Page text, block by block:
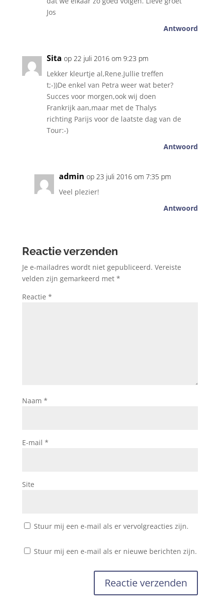
Jos
Antwoord
Sita op 22 juli 2016 om 9:23 pm
Lekker kleurtje al,Rene.Jullie treffen
t;-))De enkel van Petra weer wat beter?
Succes voor morgen,ook wij doen
Frankrijk aan,maar met de Thalys
richting Parijs voor de laatste dag van de
Tour:-)
Antwoord
admin op 23 juli 2016 om 7:35 pm
Veel plezier!
Antwoord
Reactie verzenden
Je e-mailadres wordt niet gepubliceerd. Vereiste
velden zijn gemarkeerd met *
Reactie *
Naam *
E-mail *
Site
Stuur mij een e-mail als er vervolgreacties zijn.
Stuur mij een e-mail als er nieuwe berichten zijn.